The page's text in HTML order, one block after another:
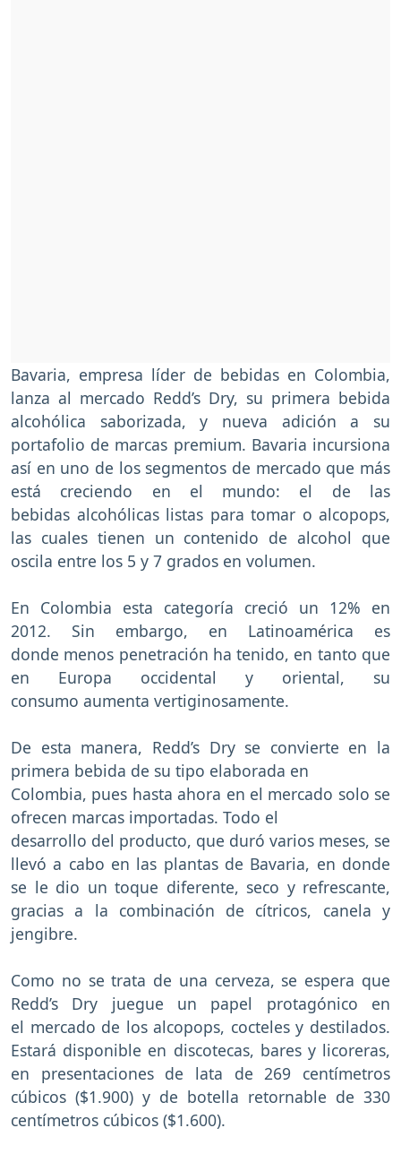
Bavaria, empresa líder de bebidas en Colombia,
lanza al mercado Redd’s Dry, su primera bebida
alcohólica saborizada, y nueva adición a su
portafolio de marcas premium. Bavaria incursiona
así en uno de los segmentos de mercado que más
está creciendo en el mundo: el de las
bebidas alcohólicas listas para tomar o alcopops,
las cuales tienen un contenido de alcohol que
oscila entre los 5 y 7 grados en volumen.
En Colombia esta categoría creció un 12% en
2012. Sin embargo, en Latinoamérica es
donde menos penetración ha tenido, en tanto que
en Europa occidental y oriental, su
consumo aumenta vertiginosamente.
De esta manera, Redd’s Dry se convierte en la
primera bebida de su tipo elaborada en
Colombia, pues hasta ahora en el mercado solo se
ofrecen marcas importadas. Todo el
desarrollo del producto, que duró varios meses, se
llevó a cabo en las plantas de Bavaria, en donde
se le dio un toque diferente, seco y refrescante,
gracias a la combinación de cítricos, canela y
jengibre.
Como no se trata de una cerveza, se espera que
Redd’s Dry juegue un papel protagónico en
el mercado de los alcopops, cocteles y destilados.
Estará disponible en discotecas, bares y licoreras,
en presentaciones de lata de 269 centímetros
cúbicos ($1.900) y de botella retornable de 330
centímetros cúbicos ($1.600).